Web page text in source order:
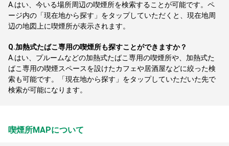
A. はい、今いる場所周辺の喫煙所を検索することが可能です。ペ
ージ内の「現在地から探す」をタップしていただくと、現在地周
辺の地図上に喫煙所が表示されます。
Q.加熱式たばこ専用の喫煙所も探すことができますか？
A. はい、プルームなどの加熱式たばこ専用の喫煙所や、加熱式た
ばこ専用の喫煙スペースを設けたカフェや居酒屋などに絞った検
索も可能です。「現在地から探す」をタップしていただいた先で
検索が可能になります。
喫煙所MAPについて